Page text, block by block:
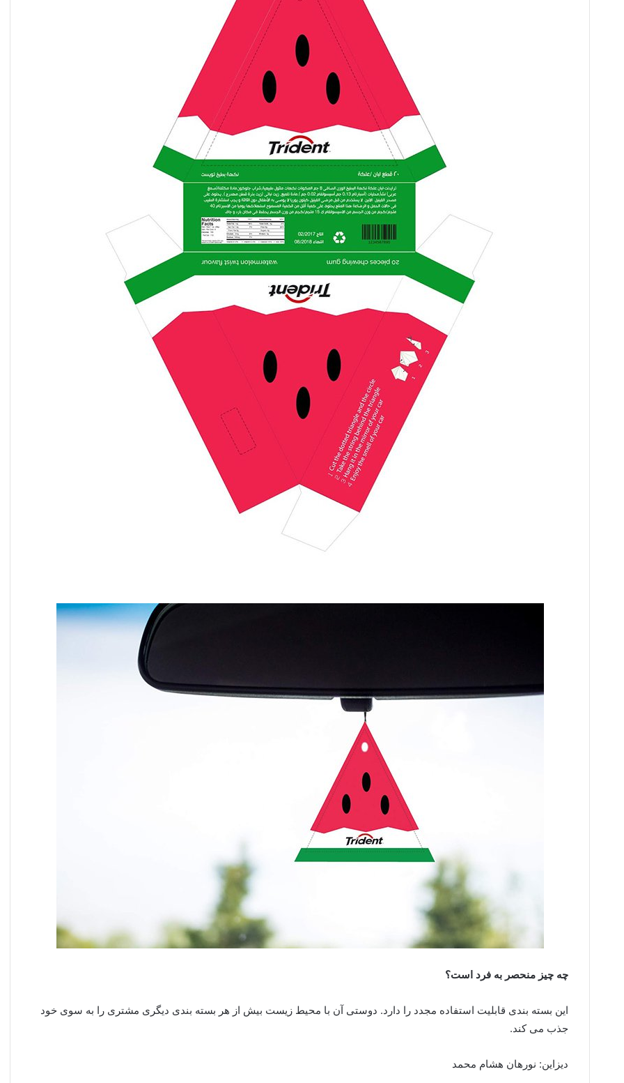
چه چیز منحصر به فرد است؟
این بسته بندی قابلیت استفاده مجدد را دارد. دوستی آن با محیط زیست بیش از هر بسته بندی دیگری مشتری را به سوی خود
جذب می کند.
دیزاین: نورهان هشام محمد